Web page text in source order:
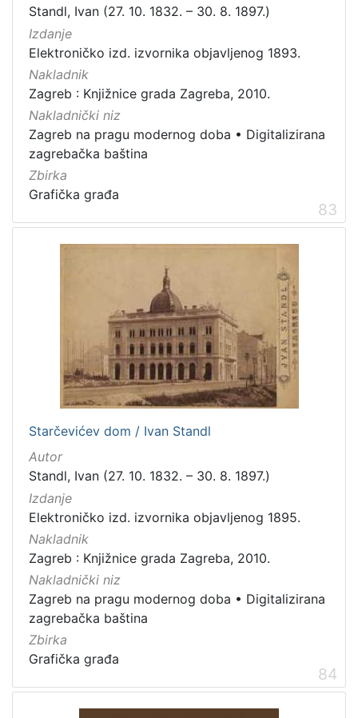
Standl, Ivan (27. 10. 1832. – 30. 8. 1897.)
Izdanje
Elektroničko izd. izvornika objavljenog 1893.
Nakladnik
Zagreb : Knjižnice grada Zagreba, 2010.
Nakladnički niz
Zagreb na pragu modernog doba • Digitalizirana
zagrebačka baština
Zbirka
Grafička građa
83
Starčevićev dom / Ivan Standl
Autor
Standl, Ivan (27. 10. 1832. – 30. 8. 1897.)
Izdanje
Elektroničko izd. izvornika objavljenog 1895.
Nakladnik
Zagreb : Knjižnice grada Zagreba, 2010.
Nakladnički niz
Zagreb na pragu modernog doba • Digitalizirana
zagrebačka baština
Zbirka
Grafička građa
84